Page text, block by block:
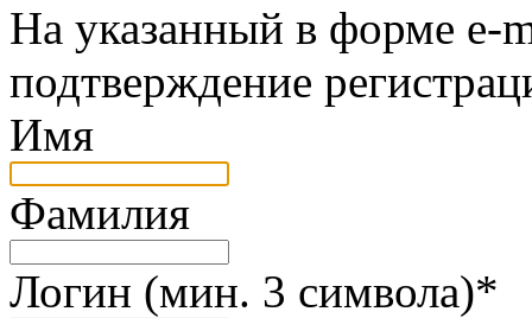
На указанный в форме e-
подтверждение
Имя
Фамилия
Логин (мин. 3 символа)*